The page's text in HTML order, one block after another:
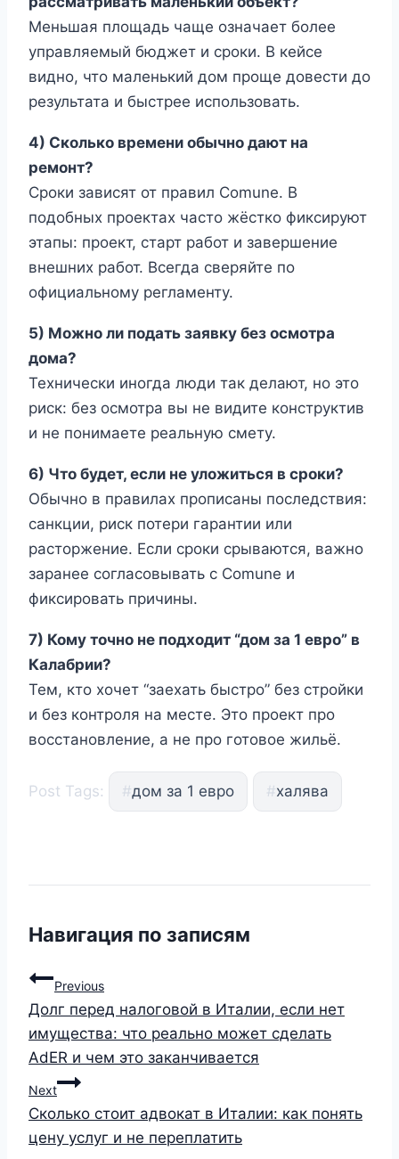
Меньшая площадь чаще означает более
управляемый бюджет и сроки. В кейсе
видно, что маленький дом проще довести до
результата и быстрее использовать.
4) Сколько времени обычно дают на
ремонт?
Сроки зависят от правил Comune. В
подобных проектах часто жёстко фиксируют
этапы: проект, старт работ и завершение
внешних работ. Всегда сверяйте по
официальному регламенту.
5) Можно ли подать заявку без осмотра
дома?
Технически иногда люди так делают, но это
риск: без осмотра вы не видите конструктив
и не понимаете реальную смету.
6) Что будет, если не уложиться в сроки?
Обычно в правилах прописаны последствия:
санкции, риск потери гарантии или
расторжение. Если сроки срываются, важно
заранее согласовывать с Comune и
фиксировать причины.
7) Кому точно не подходит “дом за 1 евро” в
Калабрии?
Тем, кто хочет “заехать быстро” без стройки
и без контроля на месте. Это проект про
восстановление, а не про готовое жильё.
Post Tags: #дом за 1 евро #халява
Навигация по записям
Previous
Долг перед налоговой в Италии, если нет
имущества: что реально может сделать
AdER и чем это заканчивается
Next
Сколько стоит адвокат в Италии: как понять
цену услуг и не переплатить